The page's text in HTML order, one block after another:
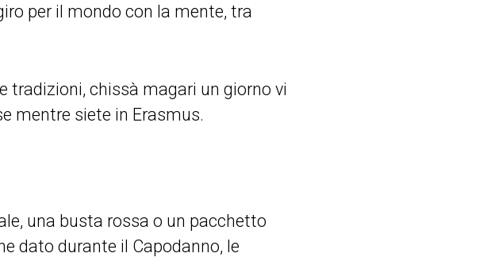
per il mondo con la mente, tra
tradizioni, chissà magari un giorno vi
mentre siete in Erasmus.
una busta rossa o un pacchetto
dato durante il Capodanno, le